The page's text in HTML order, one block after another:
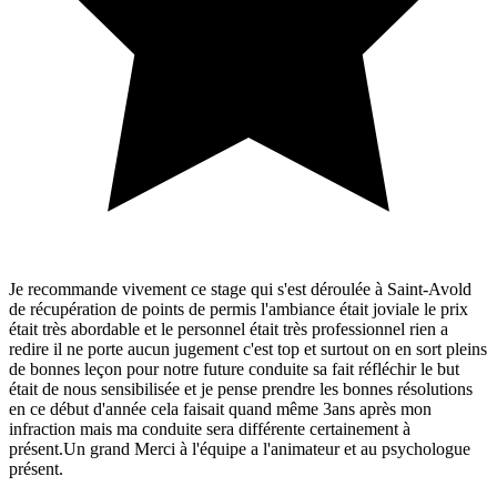
Je recommande vivement ce stage qui s'est déroulée à Saint-Avold
de récupération de points de permis l'ambiance était joviale le prix
était très abordable et le personnel était très professionnel rien a
redire il ne porte aucun jugement c'est top et surtout on en sort pleins
de bonnes leçon pour notre future conduite sa fait réfléchir le but
était de nous sensibilisée et je pense prendre les bonnes résolutions
en ce début d'année cela faisait quand même 3ans après mon
infraction mais ma conduite sera différente certainement à
présent.Un grand Merci à l'équipe a l'animateur et au psychologue
présent.